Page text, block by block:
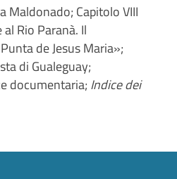
Maldonado; Capitolo VIII
Rio Paranà. Il
de Jesus Maria»;
di Gualeguay;
documentaria; Indice dei